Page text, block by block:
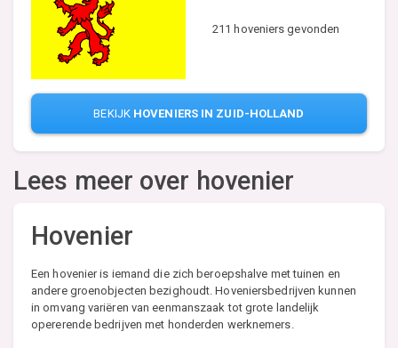
211 hoveniers gevonden
BEKIJK HOVENIERS IN ZUID-HOLLAND
Lees meer over hovenier
Hovenier
Een hovenier is iemand die zich beroepshalve met tuinen en
andere groenobjecten bezighoudt. Hoveniersbedrijven kunnen
in omvang variëren van eenmanszaak tot grote landelijk
opererende bedrijven met honderden werknemers.